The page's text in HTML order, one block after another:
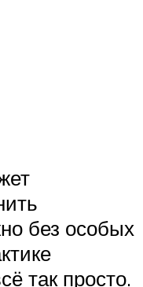
без особых
так просто.